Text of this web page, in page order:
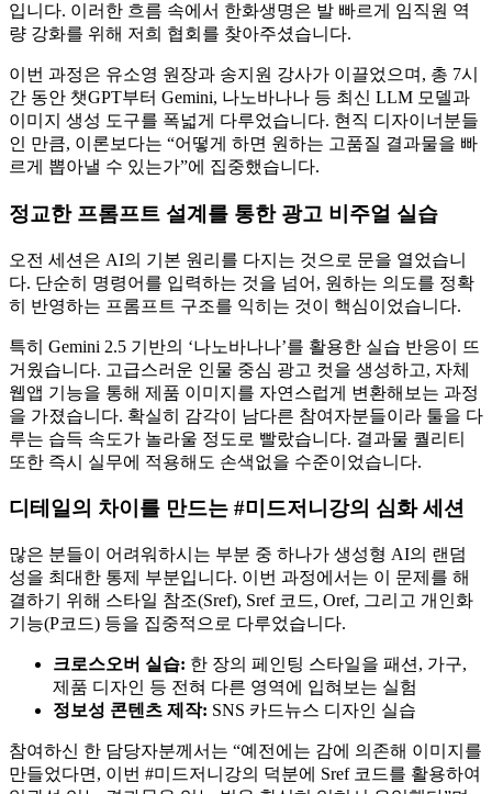
입니다. 이러한 흐름 속에서 한화생명은 발 빠르게 임직원 역
량 강화를 위해 저희 협회를 찾아주셨습니다.
이번 과정은 유소영 원장과 송지원 강사가 이끌었으며, 총 7시
간 동안 챗GPT부터 Gemini, 나노바나나 등 최신 LLM 모델과
이미지 생성 도구를 폭넓게 다루었습니다. 현직 디자이너분들
인 만큼, 이론보다는 “어떻게 하면 원하는 고품질 결과물을 빠
르게 뽑아낼 수 있는가”에 집중했습니다.
정교한 프롬프트 설계를 통한 광고 비주얼 실습
오전 세션은 AI의 기본 원리를 다지는 것으로 문을 열었습니
다. 단순히 명령어를 입력하는 것을 넘어, 원하는 의도를 정확
히 반영하는 프롬프트 구조를 익히는 것이 핵심이었습니다.
특히 Gemini 2.5 기반의 ‘나노바나나’를 활용한 실습 반응이 뜨
거웠습니다. 고급스러운 인물 중심 광고 컷을 생성하고, 자체
웹앱 기능을 통해 제품 이미지를 자연스럽게 변환해보는 과정
을 가졌습니다. 확실히 감각이 남다른 참여자분들이라 툴을 다
루는 습득 속도가 놀라울 정도로 빨랐습니다. 결과물 퀄리티
또한 즉시 실무에 적용해도 손색없을 수준이었습니다.
디테일의 차이를 만드는 #미드저니강의 심화 세션
많은 분들이 어려워하시는 부분 중 하나가 생성형 AI의 랜덤
성을 최대한 통제 부분입니다. 이번 과정에서는 이 문제를 해
결하기 위해 스타일 참조(Sref), Sref 코드, Oref, 그리고 개인화
기능(P코드) 등을 집중적으로 다루었습니다.
크로스오버 실습: 한 장의 페인팅 스타일을 패션, 가구,
제품 디자인 등 전혀 다른 영역에 입혀보는 실험
정보성 콘텐츠 제작: SNS 카드뉴스 디자인 실습
참여하신 한 담당자분께서는 “예전에는 감에 의존해 이미지를
만들었다면, 이번 #미드저니강의 덕분에 Sref 코드를 활용하여